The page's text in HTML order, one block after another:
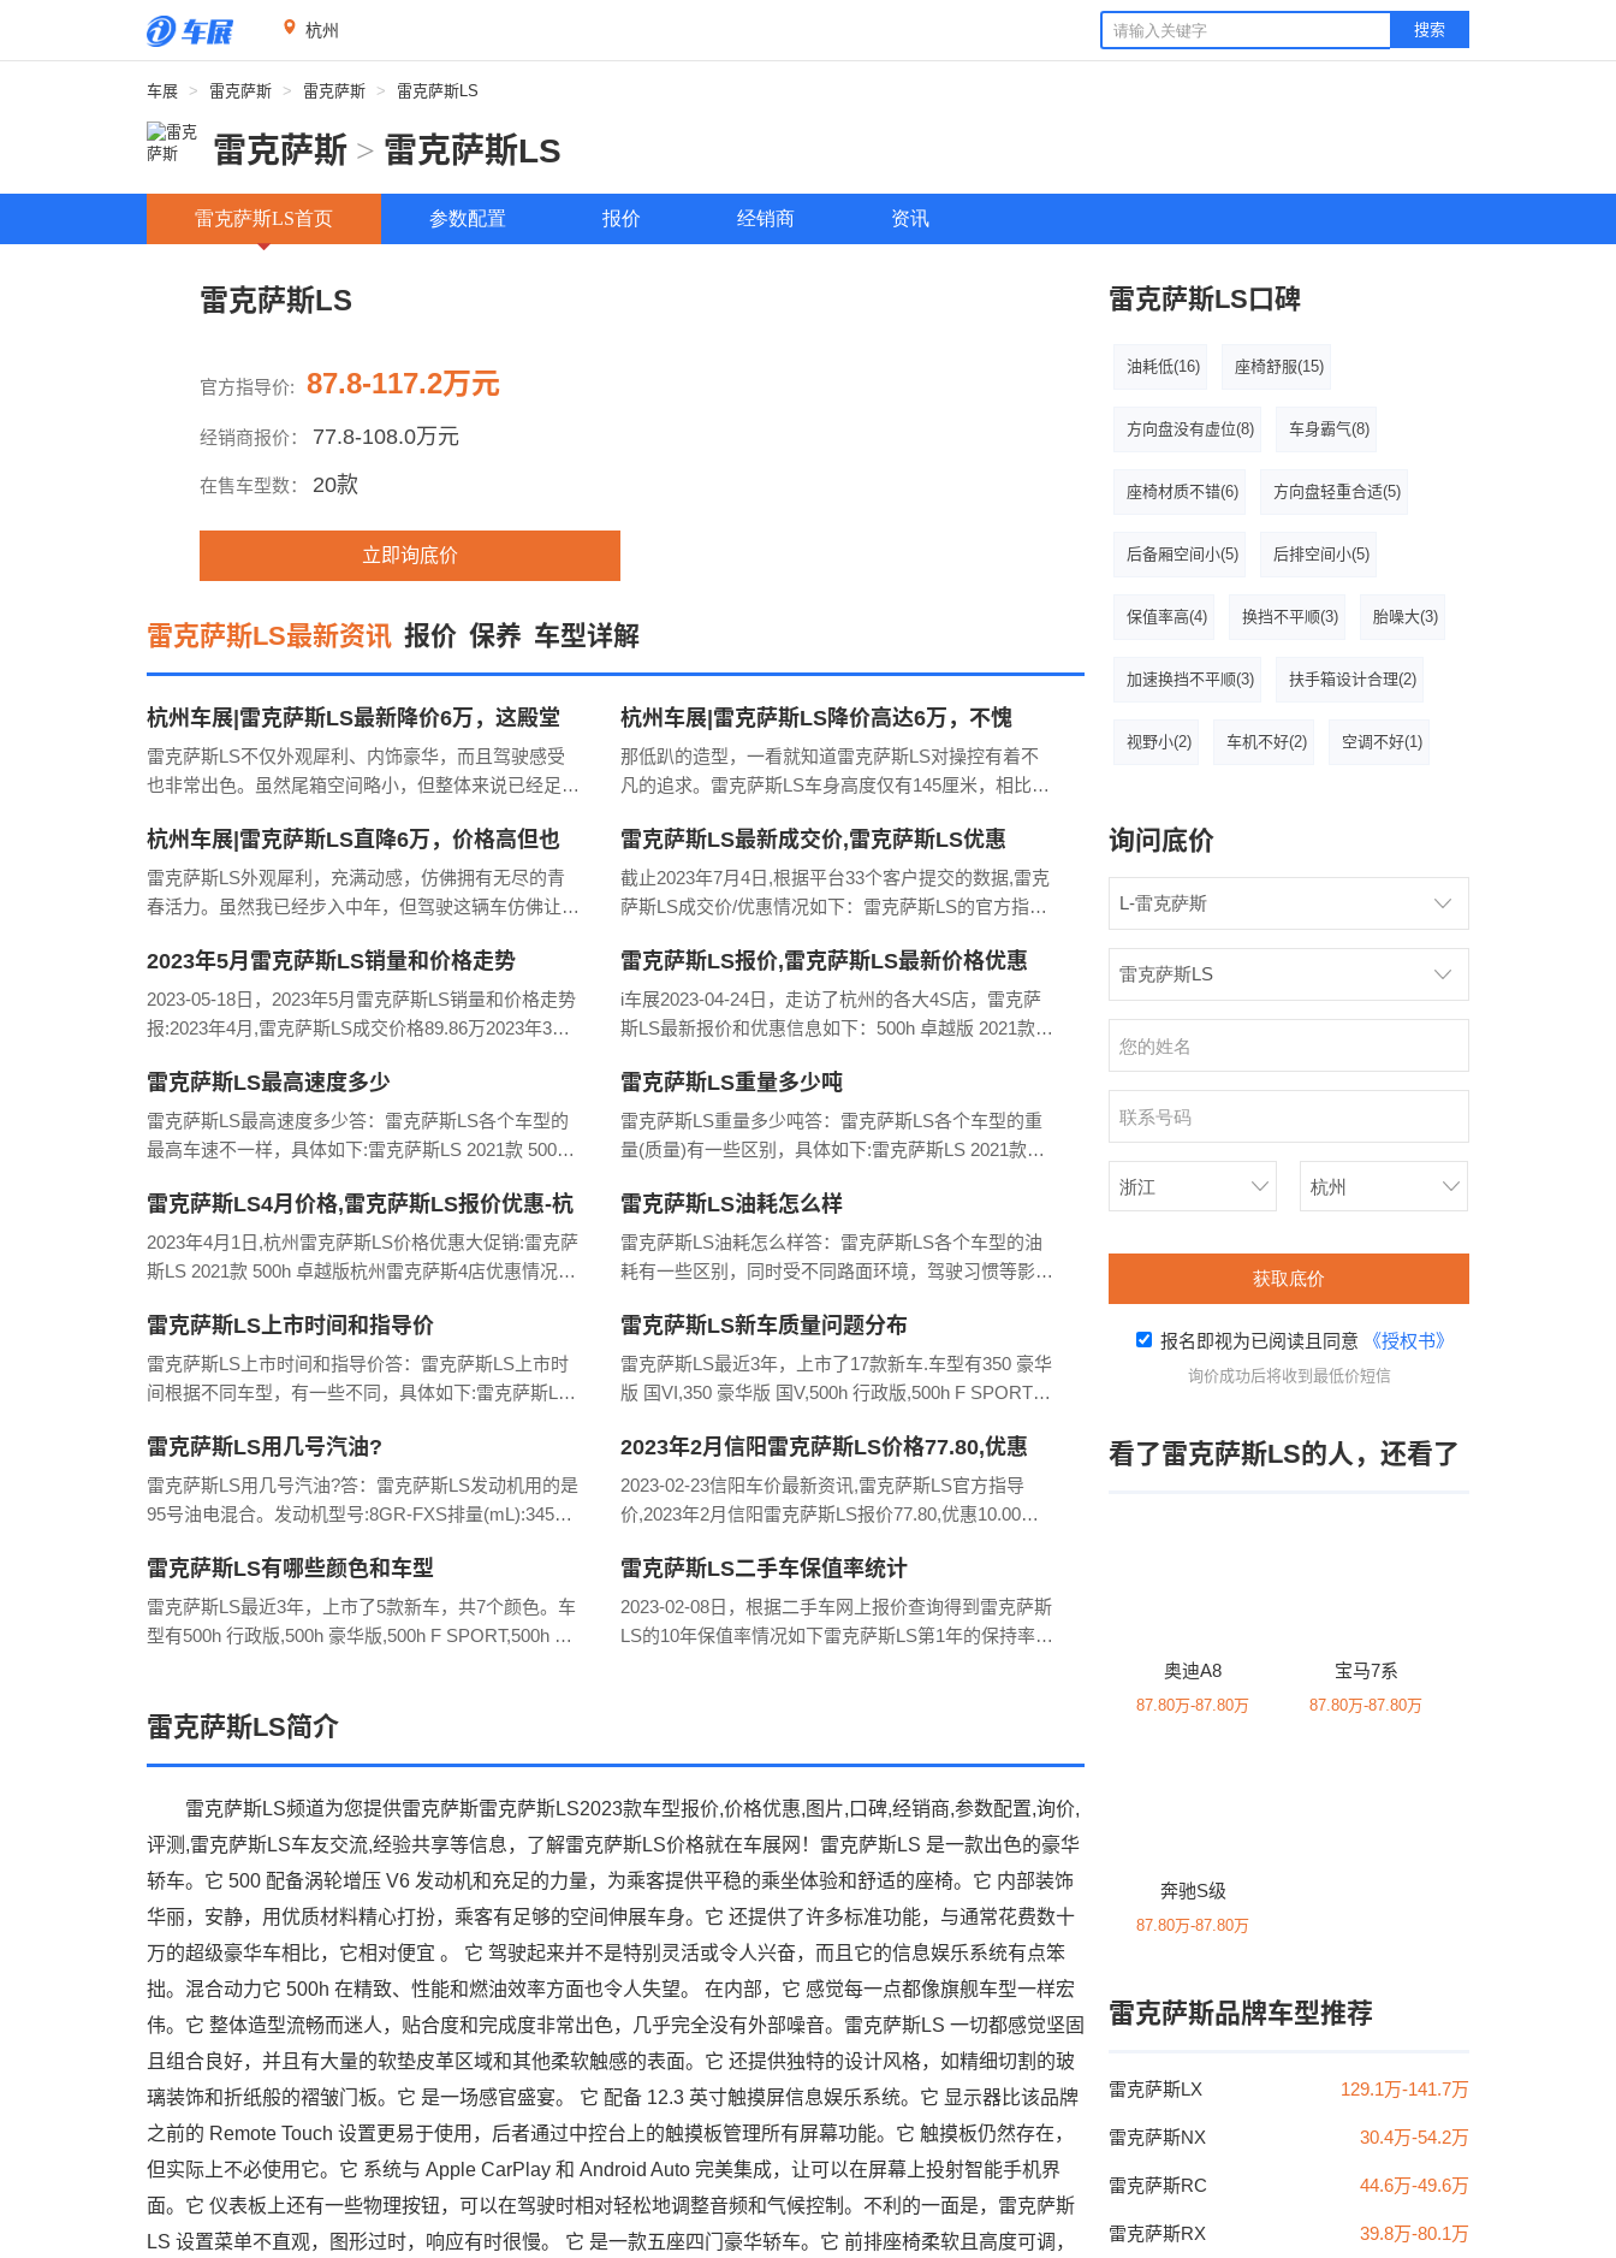
杭州 搜索
车展 > 雷克萨斯 > 雷克萨斯 > 雷克萨斯LS
雷克萨斯 > 雷克萨斯LS
雷克萨斯LS首页 参数配置 报价 经销商 资讯
雷克萨斯LS
官方指导价: 87.8-117.2万元
经销商报价： 77.8-108.0万元
在售车型数： 20款
立即询底价
雷克萨斯LS最新资讯 报价 保养 车型详解
杭州车展|雷克萨斯LS最新降价6万，这殿堂
级享受谁能拒绝？！
雷克萨斯LS不仅外观犀利、内饰豪华，而且驾驶感受
也非常出色。虽然尾箱空间略小，但整体来说已经足够
万，雷克萨斯LS降价6万。买雷克萨斯汽车，
杭州车展|雷克萨斯LS降价高达6万，不愧
是“东瀛S级”！
那低趴的造型，一看就知道雷克萨斯LS对操控有着不
凡的追求。雷克萨斯LS车身高度仅有145厘米，相比之
149厘米左右徘徊。这样的设计不仅让车身显得更加
杭州车展|雷克萨斯LS直降6万，价格高但也
太值了吧
雷克萨斯LS外观犀利，充满动感，仿佛拥有无尽的青
春活力。虽然我已经步入中年，但驾驶这辆车仿佛让我
设计，都展现出了极高的水准。雷克萨斯LS每一个细
节都经过
雷克萨斯LS最新成交价,雷克萨斯LS优惠
截止2023年7月4日,根据平台33个客户提交的数据,雷克
萨斯LS成交价/优惠情况如下：雷克萨斯LS的官方指导
裸车价70.95-9
2023年5月雷克萨斯LS销量和价格走势
2023-05-18日，2023年5月雷克萨斯LS销量和价格走势
报:2023年4月,雷克萨斯LS成交价格89.86万2023年3月,
克萨
雷克萨斯LS报价,雷克萨斯LS最新价格优惠
i车展2023-04-24日，走访了杭州的各大4S店，雷克萨
斯LS最新报价和优惠信息如下：500h 卓越版 2021款厂
万.500
雷克萨斯LS最高速度多少
雷克萨斯LS最高速度多少答：雷克萨斯LS各个车型的
最高车速不一样，具体如下:雷克萨斯LS 2021款 500h
最大功率:2
雷克萨斯LS重量多少吨
雷克萨斯LS重量多少吨答：雷克萨斯LS各个车型的重
量(质量)有一些区别，具体如下:雷克萨斯LS 2021款
量):2.725吨雷克萨斯
雷克萨斯LS4月价格,雷克萨斯LS报价优惠-杭
州2023年报价
2023年4月1日,杭州雷克萨斯LS价格优惠大促销:雷克萨
斯LS 2021款 500h 卓越版杭州雷克萨斯4店优惠情况如
地址：萧山区新城路98
雷克萨斯LS油耗怎么样
雷克萨斯LS油耗怎么样答：雷克萨斯LS各个车型的油
耗有一些区别，同时受不同路面环境，驾驶习惯等影响
了一些比较，具体如下:雷克萨斯LS 2021款
雷克萨斯LS上市时间和指导价
雷克萨斯LS上市时间和指导价答：雷克萨斯LS上市时
间根据不同车型，有一些不同，具体如下:雷克萨斯LS
102.10万雷克萨斯LS 2021
雷克萨斯LS新车质量问题分布
雷克萨斯LS最近3年，上市了17款新车.车型有350 豪华
版 国VI,350 豪华版 国V,500h 行政版,500h F SPORT
情况如
雷克萨斯LS用几号汽油?
雷克萨斯LS用几号汽油?答：雷克萨斯LS发动机用的是
95号油电混合。发动机型号:8GR-FXS排量(mL):3456
发动机布局:纵置气缸排列
2023年2月信阳雷克萨斯LS价格77.80,优惠
10.00起
2023-02-23信阳车价最新资讯,雷克萨斯LS官方指导
价,2023年2月信阳雷克萨斯LS报价77.80,优惠10.00
雷克萨斯LS有哪些颜色和车型
雷克萨斯LS最近3年，上市了5款新车，共7个颜色。车
型有500h 行政版,500h 豪华版,500h F SPORT,500h 臻
雷克萨斯LS二手车保值率统计
2023-02-08日，根据二手车网上报价查询得到雷克萨斯
LS的10年保值率情况如下雷克萨斯LS第1年的保持率
雷克萨斯LS简介
雷克萨斯LS频道为您提供雷克萨斯雷克萨斯LS2023款车型报价,价格优惠,图片,口碑,经销商,参数配置,询价,
评测,雷克萨斯LS车友交流,经验共享等信息，了解雷克萨斯LS价格就在车展网！雷克萨斯LS 是一款出色的豪华
轿车。它 500 配备涡轮增压 V6 发动机和充足的力量，为乘客提供平稳的乘坐体验和舒适的座椅。它 内部装饰
华丽，安静，用优质材料精心打扮，乘客有足够的空间伸展车身。它 还提供了许多标准功能，与通常花费数十
万的超级豪华车相比，它相对便宜 。 它 驾驶起来并不是特别灵活或令人兴奋，而且它的信息娱乐系统有点笨
拙。混合动力它 500h 在精致、性能和燃油效率方面也令人失望。 在内部，它 感觉每一点都像旗舰车型一样宏
伟。它 整体造型流畅而迷人，贴合度和完成度非常出色，几乎完全没有外部噪音。雷克萨斯LS 一切都感觉坚固
且组合良好，并且有大量的软垫皮革区域和其他柔软触感的表面。它 还提供独特的设计风格，如精细切割的玻
璃装饰和折纸般的褶皱门板。它 是一场感官盛宴。 它 配备 12.3 英寸触摸屏信息娱乐系统。它 显示器比该品牌
之前的 Remote Touch 设置更易于使用，后者通过中控台上的触摸板管理所有屏幕功能。它 触摸板仍然存在，
但实际上不必使用它。它 系统与 Apple CarPlay 和 Android Auto 完美集成，让可以在屏幕上投射智能手机界
面。它 仪表板上还有一些物理按钮，可以在驾驶时相对轻松地调整音频和气候控制。不利的一面是，雷克萨斯
LS 设置菜单不直观，图形过时，响应有时很慢。 它 是一款五座四门豪华轿车。它 前排座椅柔软且高度可调，
雷克萨斯LS口碑
油耗低(16) 座椅舒服(15)
方向盘没有虚位(8) 车身霸气(8)
座椅材质不错(6) 方向盘轻重合适(5)
后备厢空间小(5) 后排空间小(5)
保值率高(4) 换挡不平顺(3) 胎噪大(3)
加速换挡不平顺(3) 扶手箱设计合理(2)
视野小(2) 车机不好(2) 空调不好(1)
询问底价
获取底价
报名即视为已阅读且同意 《授权书》
询价成功后将收到最低价短信
看了雷克萨斯LS的人，还看了
奥迪A8
87.80万-87.80万
宝马7系
87.80万-87.80万
奔驰S级
87.80万-87.80万
雷克萨斯品牌车型推荐
雷克萨斯LX 129.1万-141.7万
雷克萨斯NX 30.4万-54.2万
雷克萨斯RC 44.6万-49.6万
雷克萨斯RX 39.8万-80.1万